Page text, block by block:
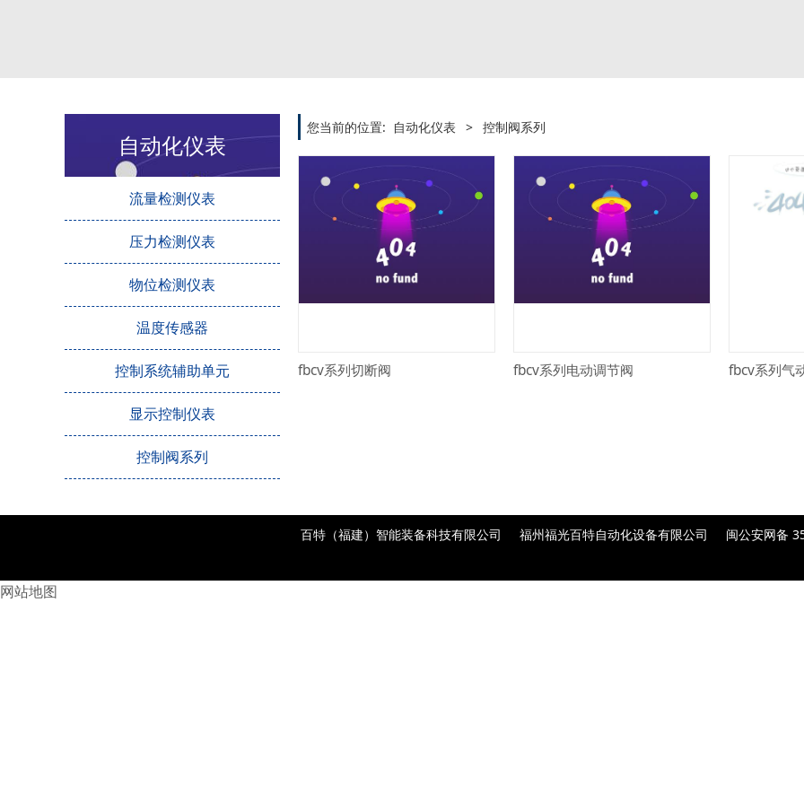
自动化仪表
流量检测仪表
压力检测仪表
物位检测仪表
温度传感器
控制系统辅助单元
显示控制仪表
控制阀系列
您当前的位置: 自动化仪表 > 控制阀系列
fbcv系列切断阀 fbcv系列电动调节阀 fbcv系列气
百特（福建）智能装备科技有限公司 福州福光百特自动化设备有限公司 闽公安网备
网站地图